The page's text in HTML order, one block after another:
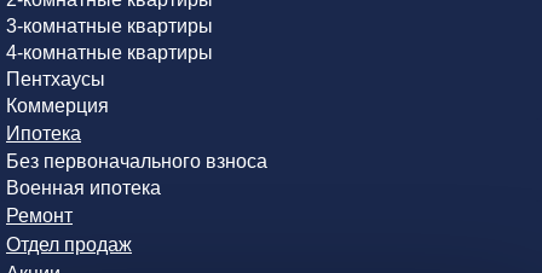
3-комнатные квартиры
4-комнатные квартиры
Пентхаусы
Коммерция
Ипотека
Без первоначального взноса
Военная ипотека
Ремонт
Отдел продаж